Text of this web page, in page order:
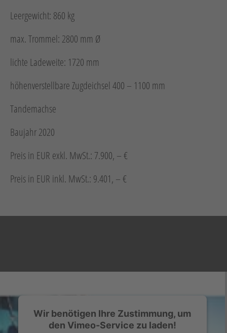
Leergewicht: 860 kg
max. Trommel: 2800 mm Ø
lichte Ladeweite: 1720 mm
höhenverstellbare Zugdeichsel 400 – 1100 mm
Tandemachse
Baujahr 2020
Preis in EUR exkl. MwSt.: 7.900, – €
Preis in EUR inkl. MwSt.: 9.401, – €
Wir benötigen Ihre Zustimmung, um
den Vimeo-Service zu laden!